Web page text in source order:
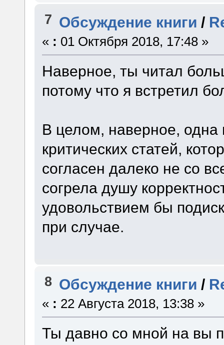
7 Обсуждение книги /
« : 01 Октября 2018, 17:48 »
Наверное, ты читал
потому что я встретил
В целом, наверное, одна
критических статей,
согласен далеко не со
согрела душу
удовольствием бы
при случае.
8 Обсуждение книги /
« : 22 Августа 2018, 13:38 »
Ты давно со мной на вы